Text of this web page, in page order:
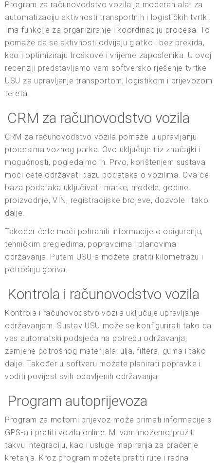
Program za računovodstvo vozila je moderan alat za
automatizaciju aktivnosti transportnih i logističkih tvrtki.
Ima funkcije za organiziranje i koordinaciju procesa. To
pomaže da se aktivnosti odvijaju glatko i bez prekida,
kao i optimiziraju troškove i vrijeme zaposlenika. U ovoj
recenziji predstavljamo vam softversko rješenje tvrtke
USU za upravljanje transportom, logistikom i prijevozom
tereta.
CRM za računovodstvo vozila
CRM za računovodstvo vozila pomaže u upravljanju
procesima voznog parka. Ovo uključuje niz značajki i
mogućnosti, pogledajmo ih. Prvo, korištenjem sustava
moći ćete održavati bazu podataka o vozilima. Ova će
baza podataka uključivati: marke, modele, godine
proizvodnje, VIN, registracijske brojeve, dozvole i tako
dalje.
Također ćete moći pohraniti informacije o osiguranju,
tehničkim pregledima, popravcima i planovima
održavanja. Putem USU-a možete pratiti kilometražu i
potrošnju goriva.
Kontrola i računovodstvo vozila
Kontrola i računovodstvo vozila uključuje upravljanje
održavanjem. Sustav USU može se konfigurirati tako da
vas automatski podsjeća na potrebu održavanja,
zamjene potrošnog materijala: ulja, filtera, guma i tako
dalje. Također u softveru možete planirati popravke i
voditi povijest svih obavljenih održavanja.
Program autoprijevoza
Program za motorni prijevoz može primati informacije s
GPS-a i pratiti vozila online. Mi vam možemo pružiti
takvu integraciju, kao i usluge mapiranja za praćenje
kretanja. Kroz program možete pratiti rute i radna